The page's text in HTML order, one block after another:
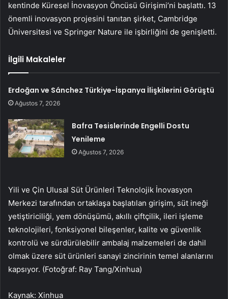
kentinde Küresel İnovasyon Öncüsü Girişimi’ni başlattı. 13
önemli inovasyon projesini tanıtan şirket, Cambridge
Üniversitesi ve Springer Nature ile işbirliğini de genişletti.
İlgili Makaleler
Erdoğan ve Sánchez Türkiye-İspanya İlişkilerini Görüştü
Ağustos 7, 2026
Bafra Tesislerinde Engelli Dostu
Yenileme
Ağustos 7, 2026
Yili ve Çin Ulusal Süt Ürünleri Teknolojik İnovasyon
Merkezi tarafından ortaklaşa başlatılan girişim, süt ineği
yetiştiriciliği, yem dönüşümü, akıllı çiftçilik, ileri işleme
teknolojileri, fonksiyonel bileşenler, kalite ve güvenlik
kontrolü ve sürdürülebilir ambalaj malzemeleri de dahil
olmak üzere süt ürünleri sanayi zincirinin temel alanlarını
kapsıyor. (Fotoğraf: Ray Tang/Xinhua)
Kaynak: Xinhua